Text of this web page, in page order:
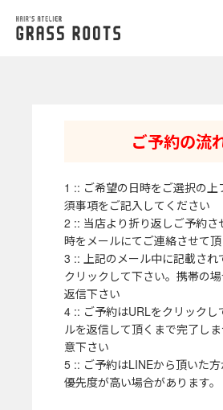
ご予約の流
1 :: ご希望の日時をご選択の上
須事項をご記入してください
2 :: 当店より折り返しご予約さ
時をメールにてご連絡させて
3 :: 上記のメール中に記載され
クリックして下さい。携帯の
返信下さい
4 :: ご予約はURLをクリックし
ルを返信して頂くまで完了し
意下さい
5 :: ご予約はLINEから頂いた方
優先度が高い場合があります。